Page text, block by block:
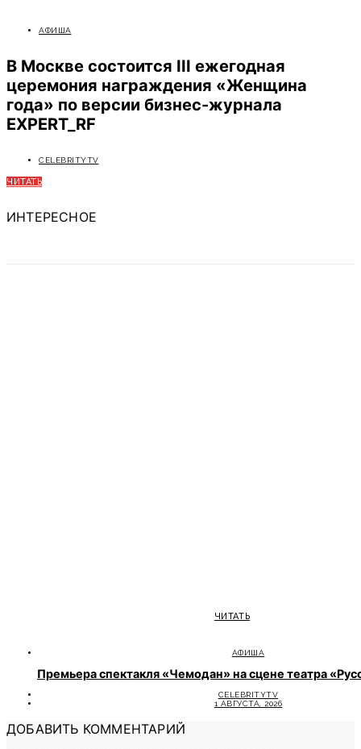
АФИША
В Москве состоится III ежегодная
церемония награждения «Женщина
года» по версии бизнес-журнала
EXPERT_RF
CELEBRITYTV
ЧИТАТЬ
ИНТЕРЕСНОЕ
ЧИТАТЬ
АФИША
Премьера спектакля «Чемодан» на сцене театра
CELEBRITYTV
1 АВГУСТА, 2026
ДОБАВИТЬ КОММЕНТАРИЙ